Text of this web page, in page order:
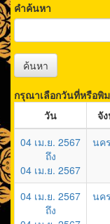
คำค้นหา
ค้นหา
กรุณาเลือกวันที่หรือพิ
วัน
จั
04 เม.ย. 2567
ถึง
04 เม.ย. 2567
นค
04 เม.ย. 2567
ถึง
นค